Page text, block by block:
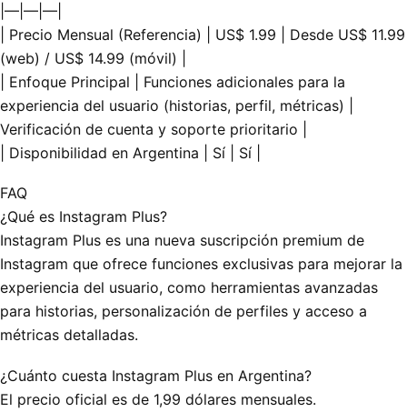
|—|—|—|
| Precio Mensual (Referencia) | US$ 1.99 | Desde US$ 11.99
(web) / US$ 14.99 (móvil) |
| Enfoque Principal | Funciones adicionales para la
experiencia del usuario (historias, perfil, métricas) |
Verificación de cuenta y soporte prioritario |
| Disponibilidad en Argentina | Sí | Sí |
FAQ
¿Qué es Instagram Plus?
Instagram Plus es una nueva suscripción premium de
Instagram que ofrece funciones exclusivas para mejorar la
experiencia del usuario, como herramientas avanzadas
para historias, personalización de perfiles y acceso a
métricas detalladas.
¿Cuánto cuesta Instagram Plus en Argentina?
El precio oficial es de 1,99 dólares mensuales.